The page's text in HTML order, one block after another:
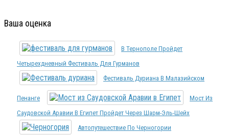
Ваша оценка
В Тернополе Пройдет
Четырехдневный Фестиваль Для Гурманов
Фестиваль Дуриана В Малазийском
Пенанге
Мост Из
Саудовской Аравии В Египет Пройдет Через Шарм-Эль-Шейх
Автопутешествие По Черногории